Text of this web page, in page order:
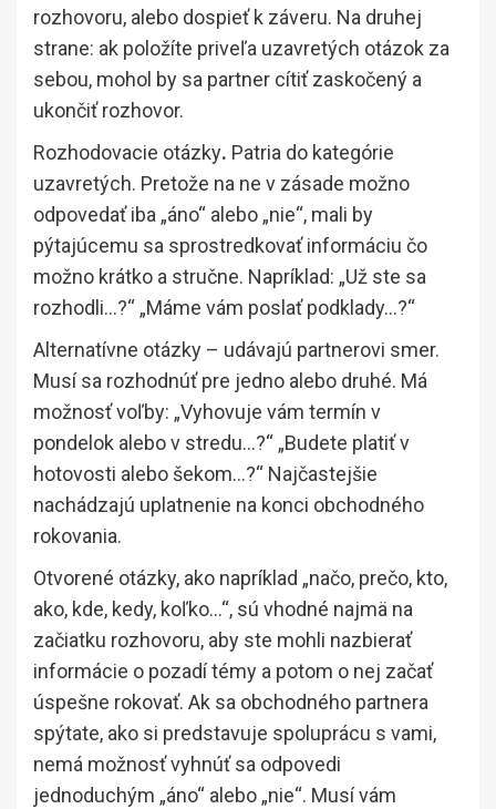
rozhovoru, alebo dospieť k záveru. Na druhej
strane: ak položíte priveľa uzavretých otázok za
sebou, mohol by sa partner cítiť zaskočený a
ukončiť rozhovor.
Rozhodovacie otázky. Patria do kategórie
uzavretých. Pretože na ne v zásade možno
odpovedať iba „áno“ alebo „nie“, mali by
pýtajúcemu sa sprostredkovať informáciu čo
možno krátko a stručne. Napríklad: „Už ste sa
rozhodli…?“ „Máme vám poslať podklady…?“
Alternatívne otázky – udávajú partnerovi smer.
Musí sa rozhodnúť pre jedno alebo druhé. Má
možnosť voľby: „Vyhovuje vám termín v
pondelok alebo v stredu…?“ „Budete platiť v
hotovosti alebo šekom…?“ Najčastejšie
nachádzajú uplatnenie na konci obchodného
rokovania.
Otvorené otázky, ako napríklad „načo, prečo, kto,
ako, kde, kedy, koľko…“, sú vhodné najmä na
začiatku rozhovoru, aby ste mohli nazbierať
informácie o pozadí témy a potom o nej začať
úspešne rokovať. Ak sa obchodného partnera
spýtate, ako si predstavuje spoluprácu s vami,
nemá možnosť vyhnúť sa odpovedi
jednoduchým „áno“ alebo „nie“. Musí vám